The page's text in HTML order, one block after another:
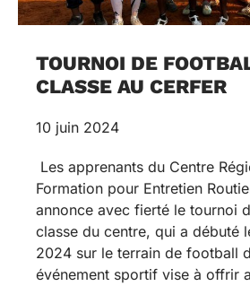
TOURNOI DE
CLASSE AU CERFER
10 juin 2024
Les apprenants du Centre
Formation pour Entretien
annonce avec fierté le tournoi
classe du centre, qui a débuté
2024 sur le terrain de football
événement sportif vise à offrir